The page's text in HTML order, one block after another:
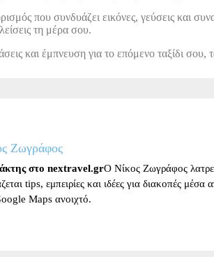
που συνδυάζει εικόνες, γεύσεις και
τη μέρα σου.
και έμπνευση για το επόμενο ταξίδι σου,
Ζωγράφος
στο nextravel.grΟ Νίκος Ζωγράφος
tips, εμπειρίες και ιδέες για διακοπές
Maps ανοιχτό.